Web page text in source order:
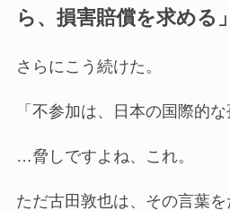
ら、損害賠償を求める」
さらにこう続けた。
「不参加は、日本の国際的
…脅しですよね、これ。
ただ古田敦也は、その言葉